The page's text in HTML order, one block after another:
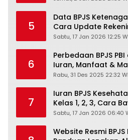
5
Data BPJS
Cara Update
Sabtu, 17 Jan 2026 12:25
6
Perbedaan BPJS
Iuran, Manfaat &
2026
Rabu, 31 Des 2025 22:32
7
Iuran BPJS
Kelas 1, 2, 3, Cara
Panduan Lengkap
Sabtu, 17 Jan 2026 06:40
Website Resmi